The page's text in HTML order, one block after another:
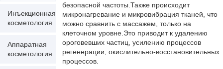
безопасной частоты.Также происходит
микронагревание и микровибрация тканей, что
можно сравнить с массажем, только на
клеточном уровне.Это приводит к удалению
ороговевших частиц, усилению процессов
регенерации, окислительно-восстановительных
процессов.
Инъекционная
косметология
Аппаратная
косметология